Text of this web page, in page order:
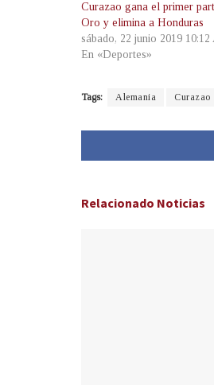
Curazao gana el primer
Oro y elimina a Honduras
sábado, 22 junio 2019 10:12
En «Deportes»
Tags: Alemania Curazao
Relacionado Noticias